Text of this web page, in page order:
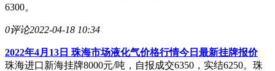
6300。
0评论2022-04-18 10:34
2022年4月13日 珠海市场液化气价格行情今日最新挂牌报价
珠海进口新海挂牌8000元/吨，自报成交6350，实结6250。珠